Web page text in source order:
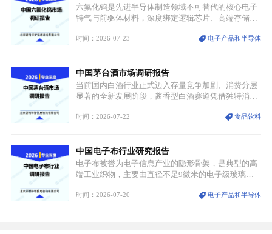
需资源。
六氟化钨是先进半导体制造领域不可替代的核心电子
特气与前驱体材料，深度绑定逻辑芯片、高端存储芯
沉积（CVD）、原子层沉积（ALD）工艺专用前驱体
密制造流程。
时间：2026-07-23 电子产品和半导体
中国茅台酒市场调研报告
当前国内白酒行业正式迈入存量竞争加剧、消费分层
显著的全新发展阶段，酱香型白酒赛道凭借独特消费
道。贵州茅台凭借独一无二的核心产区壁垒、刚性产
业。
时间：2026-07-22 食品饮料
中国电子布行业研究报告
电子布被誉为电子信息产业的隐形骨架，是典型的高
端工业织物，主要由直径不足9微米的电子级玻璃纤
生产制造过程中不可或缺的核心基材。电子布具备高
时间：2026-07-20 电子产品和半导体